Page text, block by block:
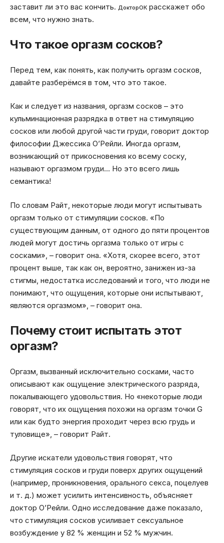
заставит ли это вас кончить. ДокторОК расскажет обо
всем, что нужно знать.
Что такое оргазм сосков?
Перед тем, как понять, как получить оргазм сосков,
давайте разберёмся в том, что это такое.
Как и следует из названия, оргазм сосков – это
кульминационная разрядка в ответ на стимуляцию
сосков или любой другой части груди, говорит доктор
философии Джессика О’Рейли. Иногда оргазм,
возникающий от прикосновения ко всему соску,
называют оргазмом груди… Но это всего лишь
семантика!
По словам Райт, некоторые люди могут испытывать
оргазм только от стимуляции сосков. «По
существующим данным, от одного до пяти процентов
людей могут достичь оргазма только от игры с
сосками», – говорит она. «Хотя, скорее всего, этот
процент выше, так как он, вероятно, занижен из-за
стигмы, недостатка исследований и того, что люди не
понимают, что ощущения, которые они испытывают,
являются оргазмом», – говорит она.
Почему стоит испытать этот
оргазм?
Оргазм, вызванный исключительно сосками, часто
описывают как ощущение электрического разряда,
покалывающего удовольствия. Но «некоторые люди
говорят, что их ощущения похожи на оргазм точки G
или как будто энергия проходит через всю грудь и
туловище», – говорит Райт.
Другие искатели удовольствия говорят, что
стимуляция сосков и груди поверх других ощущений
(например, проникновения, орального секса, поцелуев
и т. д.) может усилить интенсивность, объясняет
доктор О’Рейли. Одно исследование даже показало,
что стимуляция сосков усиливает сексуальное
возбуждение у 82 % женщин и 52 % мужчин.